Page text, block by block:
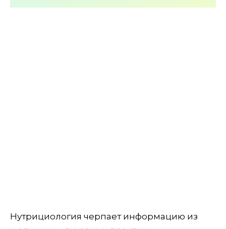
Нутрициология черпает информацию из